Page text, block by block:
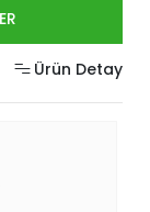
Ürün Detay